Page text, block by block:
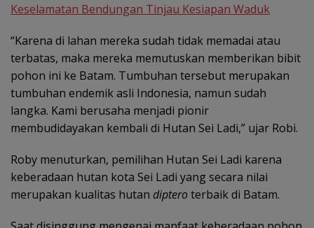
Keselamatan Bendungan Tinjau Kesiapan Waduk
“Karena di lahan mereka sudah tidak memadai atau
terbatas, maka mereka memutuskan memberikan bibit
pohon ini ke Batam. Tumbuhan tersebut merupakan
tumbuhan endemik asli Indonesia, namun sudah
langka. Kami berusaha menjadi pionir
membudidayakan kembali di Hutan Sei Ladi,” ujar Robi.
Roby menuturkan, pemilihan Hutan Sei Ladi karena
keberadaan hutan kota Sei Ladi yang secara nilai
merupakan kualitas hutan dipteroterbaik di Batam.